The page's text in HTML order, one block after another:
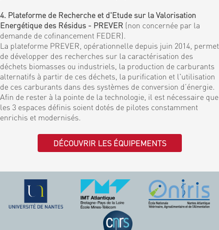
4. Plateforme de Recherche et d'Etude sur la Valorisation
Energétique des Résidus - PREVER (non concernée par la
demande de cofinancement FEDER).
La plateforme PREVER, opérationnelle depuis juin 2014, permet
de développer des recherches sur la caractérisation des
déchets biomasses ou industriels, la production de carburants
alternatifs à partir de ces déchets, la purification et l'utilisation
de ces carburants dans des systèmes de conversion d’énergie.
Afin de rester à la pointe de la technologie, il est nécessaire que
les 3 espaces définis soient dotés de pilotes constamment
enrichis et modernisés.
DÉCOUVRIR LES ÉQUIPEMENTS